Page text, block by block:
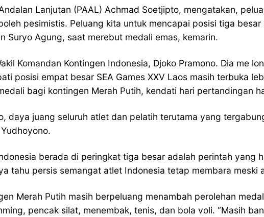
Lanjutan (PAAL) Achmad Soetjipto, mengatakan,
pesimistis. Peluang kita untuk mencapai posisi tiga
Suryo Agung, saat merebut medali emas, kemarin.
Komandan Kontingen Indonesia, Djoko Pramono. Dia me
posisi empat besar SEA Games XXV Laos masih terbuka
bagi kontingen Merah Putih, kendati hari pertandingan
daya juang seluruh atlet dan pelatih terutama yang
berada di peringkat tiga besar adalah perintah yang
tahu persis semangat atlet Indonesia tetap membara
Merah Putih masih berpeluang menambah perolehan
pencak silat, menembak, tenis, dan bola voli. “Masih